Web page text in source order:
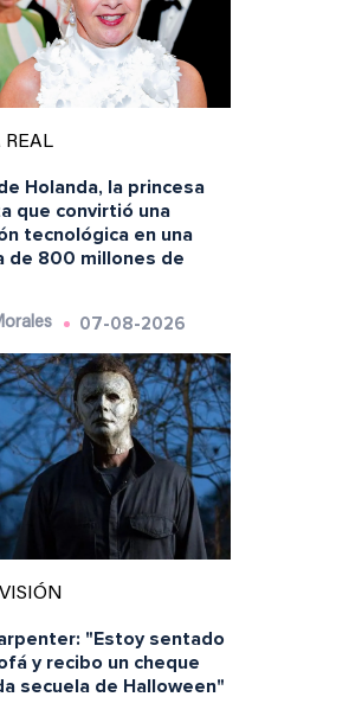
REAL
Holanda, la princesa
que convirtió una
tecnológica en una
de 800 millones de
07-08-2026
"Estoy sentado
y recibo un cheque
secuela de Halloween"